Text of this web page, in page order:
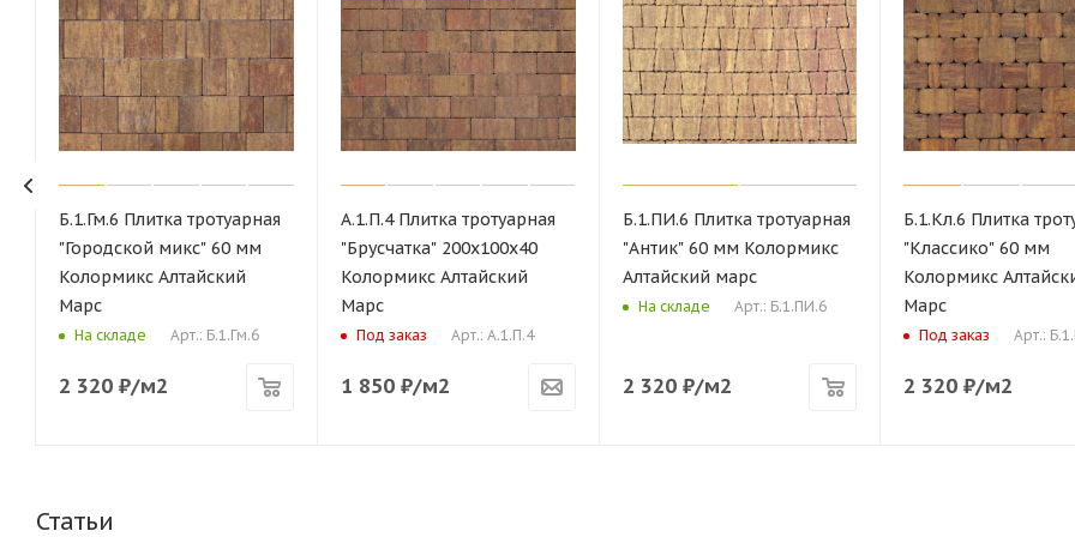
Б.1.Гм.6 Плитка тротуарная
"Городской микс" 60 мм
Колормикс Алтайский
Марс
На складе Арт.: Б.1.Гм.6
2 320 ₽/м2
А.1.П.4 Плитка тротуарная
"Брусчатка" 200х100х40
Колормикс Алтайский
Марс
Под заказ Арт.: А.1.П.4
1 850₽/м2
Б.1.ПИ.6 Плитка тротуарная
"Антик" 60 мм Колормикс
Алтайский марс
На складе Арт.: Б.1.ПИ.6
2 320₽/м2
Б.1.Кл.6 Плитка
"Классико" 60 мм
Колормикс
Марс
Под заказ Арт.:
2 320 ₽/м2
Статьи